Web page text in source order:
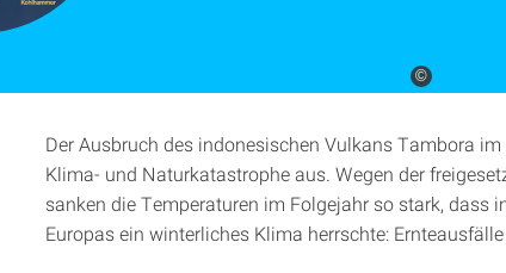
©
Der Ausbruch des indonesischen Vulkans Tambora
Klima- und Naturkatastrophe aus. Wegen der
sanken die Temperaturen im Folgejahr so stark, dass
Europas ein winterliches Klima herrschte: